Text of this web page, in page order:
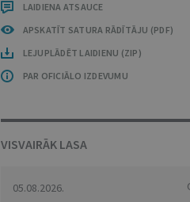
LAIDIENA ATSAUCE
APSKATĪT SATURA RĀDĪTĀJU (PDF)
LEJUPLĀDĒT LAIDIENU (ZIP)
PAR OFICIĀLO IZDEVUMU
VISVAIRĀK LASA
05.08.2026.